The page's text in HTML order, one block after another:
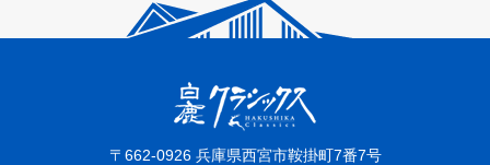
〒662-0926 兵庫県西宮市鞍掛町7番7号